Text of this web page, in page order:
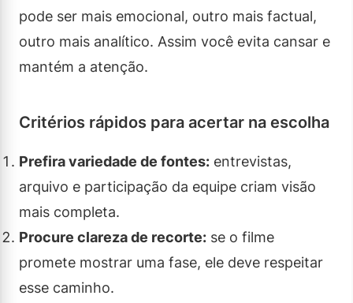
pode ser mais emocional, outro mais factual,
outro mais analítico. Assim você evita cansar e
mantém a atenção.
Critérios rápidos para acertar na escolha
Prefira variedade de fontes: entrevistas,
arquivo e participação da equipe criam visão
mais completa.
Procure clareza de recorte: se o filme
promete mostrar uma fase, ele deve respeitar
esse caminho.